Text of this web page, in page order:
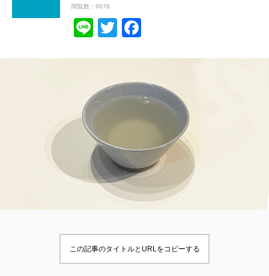
閲覧数：9678
LineTwitter
この記事のタイトルとURLをコピーする